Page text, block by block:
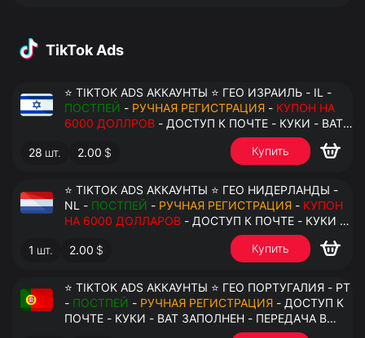
TikTok Ads
⭐ TIKTOK ADS АККАУНТЫ ⭐ ГЕО ИЗРАИЛЬ - IL -
ПОСТПЕЙ - РУЧНАЯ РЕГИСТРАЦИЯ - КУПОН НА
6000 ДОЛЛРОВ
ЗАПОЛНЕН - ПЕРЕДАЧА В АНТИДЕТЕКТ
28 шт. 2.00 $ Купить
⭐ TIKTOK ADS АККАУНТЫ ⭐ ГЕО НИДЕРЛАНДЫ -
NL - ПОСТПЕЙ - РУЧНАЯ РЕГИСТРАЦИЯ - КУПОН
НА 6000 ДОЛЛАРОВ - ДОСТУП К ПОЧТЕ - КУКИ -
ВАТ ЗАПОЛНЕН - ПЕРЕДАЧА В АНТИДЕТЕКТ
1 шт. 2.00 $ Купить
⭐ TIKTOK ADS АККАУНТЫ ⭐ ГЕО ПОРТУГАЛИЯ - PT
- ПОСТПЕЙ - РУЧНАЯ РЕГИСТРАЦИЯ
ПОЧТЕ - КУКИ - ВАТ ЗАПОЛНЕН - ПЕРЕДАЧА В